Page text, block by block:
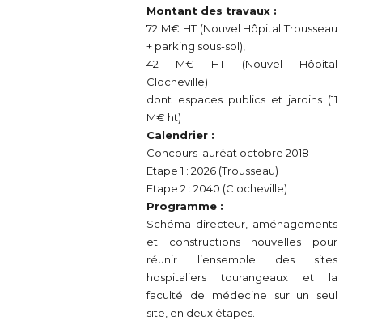
Montant des travaux :
72 M€ HT (Nouvel Hôpital Trousseau
+ parking sous-sol),
42 M€ HT (Nouvel Hôpital
Clocheville)
dont espaces publics et jardins (11
M€ ht)
Calendrier :
Concours lauréat octobre 2018
Etape 1 : 2026 (Trousseau)
Etape 2 : 2040 (Clocheville)
Programme :
Schéma directeur, aménagements
et constructions nouvelles pour
réunir l’ensemble des sites
hospitaliers tourangeaux et la
faculté de médecine sur un seul
site, en deux étapes.